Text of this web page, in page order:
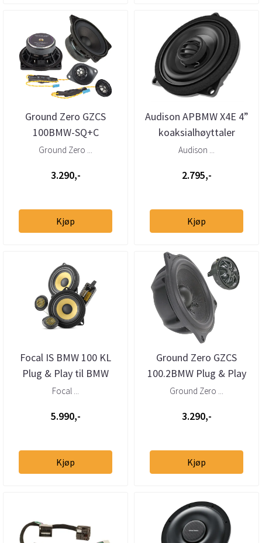
Ground Zero GZCS
100BMW-SQ+C
Ground Zero ...
3.290,-
Kjøp
Audison APBMW X4E 4”
koaksialhøyttaler
BMW/Mini
Audison ...
2.795,-
Kjøp
Focal IS BMW 100 KL
Plug & Play til BMW
Focal ...
5.990,-
Kjøp
Ground Zero GZCS
100.2BMW Plug & Play
kit BMW
Ground Zero ...
3.290,-
Kjøp